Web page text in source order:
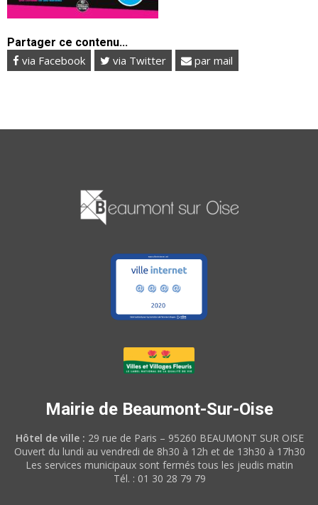
Partager ce contenu...
via Facebook via Twitter par mail
Mairie de Beaumont-Sur-Oise
Hôtel de ville : 29 rue de Paris – 95260 BEAUMONT SUR OISE
Ouvert du lundi au vendredi de 8h30 à 12h et de 13h30 à 17h30
Les services municipaux sont fermés tous les jeudis matin
Tél. : 01 30 28 79 79